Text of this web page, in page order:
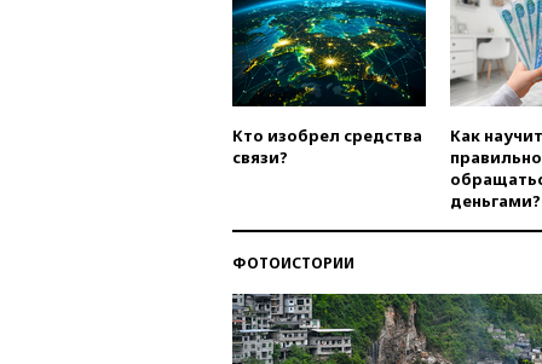
Кто изобрел средства
связи?
Как
правильно
деньгами?
ФОТОИСТОРИИ